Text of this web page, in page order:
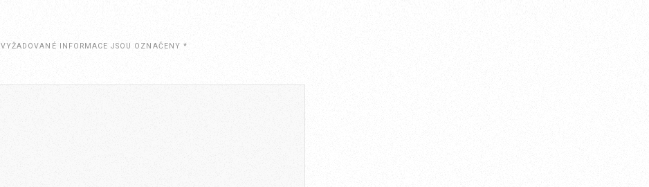
VYŽADOVANÉ INFORMACE JSOU OZNAČENY *